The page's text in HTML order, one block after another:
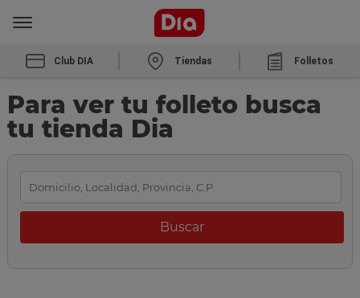
Club DIA Tiendas Folletos
Para ver tu folleto busca
tu tienda Dia